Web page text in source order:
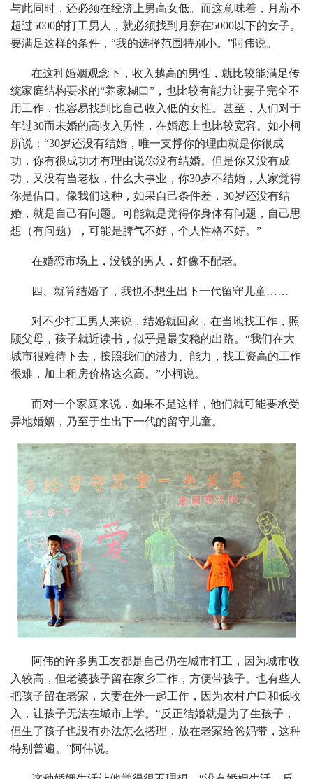
与此同时，还必须在经济上男高女低。而这意味着，月薪不
超过5000的打工男人，就必须找到月薪在5000以下的女子。
要满足这样的条件，“我的选择范围特别小。”阿伟说。
在这种婚姻观念下，收入越高的男性，就比较能满足传
统家庭结构要求的“养家糊口”，也比较有能力让妻子完全不
用工作，也容易找到比自己收入低的女性。甚至，人们对于
年过30而未婚的高收入男性，在婚恋上也比较宽容。如小柯
所说：“30岁还没有结婚，唯一支撑你的理由就是你很成
功，你有很成功才有理由说你没有结婚。但是你又没有成
功，又没有当老板，什么大事业，你30岁不结婚，人家觉得
你是借口。像我们这种，如果自己条件差，30岁还没有结
婚，就是自己有问题。可能就是觉得你身体有问题，自己思
想（有问题），可能是脾气不好，个人性格不好。”
在婚恋市场上，没钱的男人，好像不配老。
四、就算结婚了，我也不想生出下一代留守儿童……
对不少打工男人来说，结婚就回家，在当地找工作，照
顾父母，孩子就近读书，似乎是最安稳的出路。“我们在大
城市很难待下去，按照我们的潜力、能力，找工资高的工作
很难，加上租房价格这么高。”小柯说。
而对一个家庭来说，如果不是这样，他们就可能要承受
异地婚姻，乃至于生出下一代的留守儿童。
阿伟的许多男工友都是自己仍在城市打工，因为城市收
入较高，但老婆孩子留在家乡工作，方便带孩子。也有些人
把孩子留在老家，夫妻在外一起工作，因为农村户口和低收
入，让孩子无法在城市上学。“反正结婚就是为了生孩子，
但生了孩子也没有办法怎么搭理，放在老家给爸妈带，这种
特别普遍。”阿伟说。